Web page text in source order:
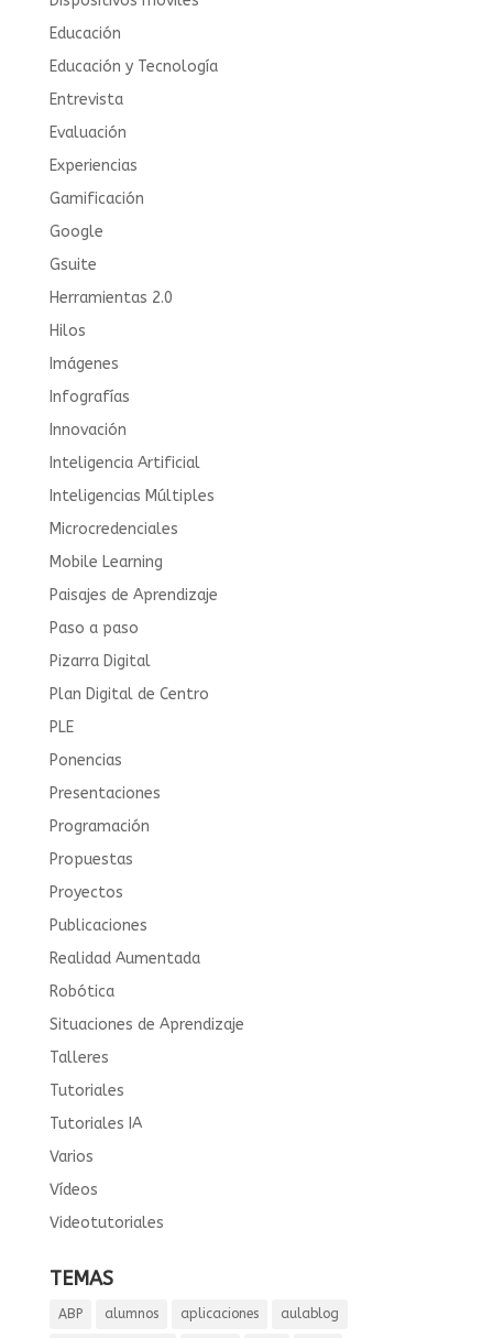
Educación
Educación y Tecnología
Entrevista
Evaluación
Experiencias
Gamificación
Google
Gsuite
Herramientas 2.0
Hilos
Imágenes
Infografías
Innovación
Inteligencia Artificial
Inteligencias Múltiples
Microcredenciales
Mobile Learning
Paisajes de Aprendizaje
Paso a paso
Pizarra Digital
Plan Digital de Centro
PLE
Ponencias
Presentaciones
Programación
Propuestas
Proyectos
Publicaciones
Realidad Aumentada
Robótica
Situaciones de Aprendizaje
Talleres
Tutoriales
Tutoriales IA
Varios
Vídeos
Videotutoriales
TEMAS
ABP alumnos aplicaciones aulablog